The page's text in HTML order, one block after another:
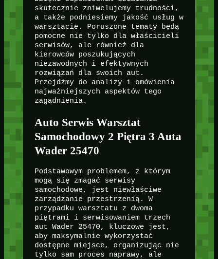
skutecznie zniwelujemy trudności,
a także podniesiemy jakość usług w
warsztacie. Poruszone tematy będą
pomocne nie tylko dla właścicieli
serwisów, ale również dla
kierowców poszukujących
niezawodnych i efektywnych
rozwiązań dla swoich aut.
Przejdźmy do analizy i omówienia
najważniejszych aspektów tego
zagadnienia.
Auto Serwis Warsztat
Samochodowy 2 Piętra 3 Auta
Wader 25470
Podstawowym problemem, z którym
mogą się zmagać serwisy
samochodowe, jest niewłaściwe
zarządzanie przestrzenią. W
przypadku warsztatu z dwoma
piętrami i serwisowaniem trzech
aut Wader 25470, kluczowe jest,
aby maksymalnie wykorzystać
dostępne miejsce, organizując nie
tylko sam proces naprawy, ale